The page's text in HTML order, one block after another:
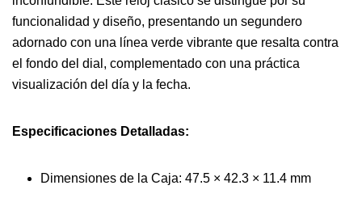
funcionalidad y diseño, presentando un segundero
adornado con una línea verde vibrante que resalta contra
el fondo del dial, complementado con una práctica
visualización del día y la fecha.
Especificaciones Detalladas:
Dimensiones de la Caja: 47.5 × 42.3 × 11.4 mm